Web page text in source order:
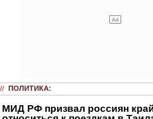
// ПОЛИТИКА:
МИД РФ призвал россиян